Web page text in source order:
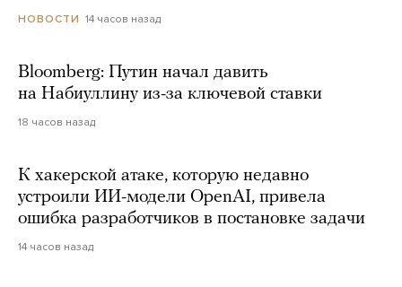
НОВОСТИ 14 часов назад
Bloomberg: Путин начал давить
на Набиуллину из-за ключевой ставки
18 часов назад
К хакерской атаке, которую недавно
устроили ИИ-модели OpenAI, привела
ошибка разработчиков в постановке задачи
14 часов назад